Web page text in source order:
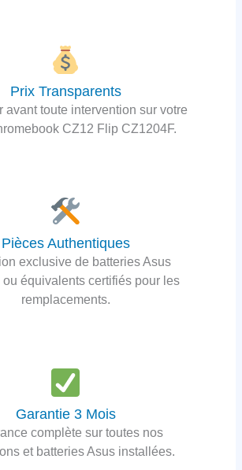
Prix Transparents
avant toute intervention sur votre
CZ12 Flip CZ1204F.
Pièces Authentiques
exclusive de batteries Asus
ou équivalents certifiés pour les
remplacements.
Garantie 3 Mois
complète sur toutes nos
et batteries Asus installées.